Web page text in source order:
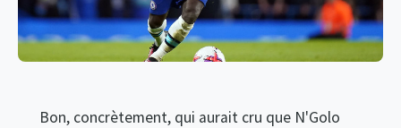
Bon, concrètement, qui aurait cru que N'Golo